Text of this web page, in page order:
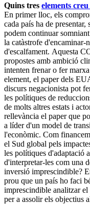
Quins tres elements
En primer lloc, els
cada país ha de presentar,
podem continuar
la catàstrofe d'encaminar-
d'escalfament. Aquesta
propostes amb ambició
intenten frenar o fer
element, el paper dels
discurs negacionista pot
les polítiques de
de molts altres estats i
rellevància el paper que
a líder d'un model de
l'econòmic. Com
el Sud global pels
les polítiques d'adaptació
d'interpretar-les com una
inversió imprescindible?
prou que un país ho faci
imprescindible analitzar
per a assolir els objectius